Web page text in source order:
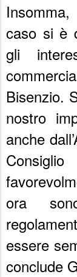
caso si è
gli
Bisenzio.
nostro
anche
ora
essere
conclude